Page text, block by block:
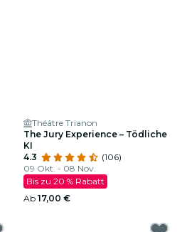
Théâtre Trianon
The Jury Experience – Tödliche
KI
4.3
(106)
09 Okt. - 08 Nov.
Bis zu 20 % Rabatt
Ab 17,00 €